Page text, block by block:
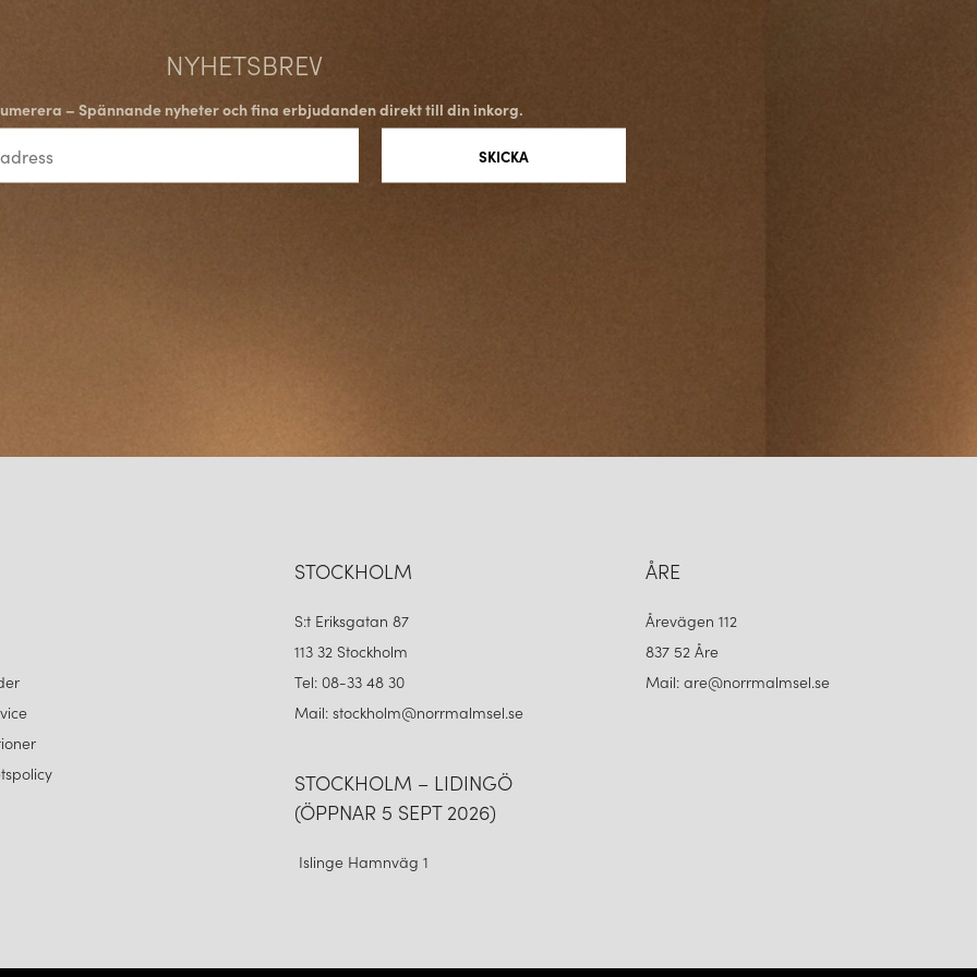
NYHETSBREV
– Spännande nyheter och fina erbjudanden direkt till din inkorg.
STOCKHOLM
S:t Eriksgatan 87
113 32 Stockholm
Tel: 08-33 48 30
Mail: stockholm@norrmalmsel.se
STOCKHOLM – LIDINGÖ
(ÖPPNAR 5 SEPT 2026)
Islinge Hamnväg 1
ÅRE
Årevägen 112
837 52 Åre
Mail: are@norrmalmsel.se